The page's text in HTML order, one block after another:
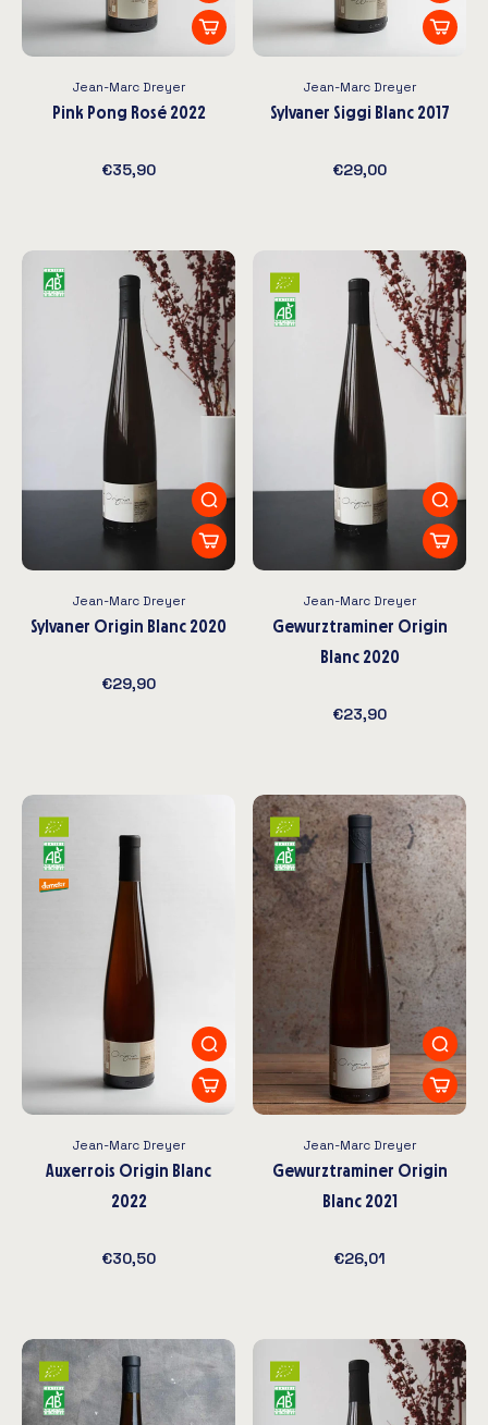
Jean-Marc Dreyer
Pink Pong Rosé 2022
€35,90
Jean-Marc Dreyer
Sylvaner Siggi Blanc 2017
€29,00
Jean-Marc Dreyer
Sylvaner Origin Blanc 2020
€29,90
Jean-Marc Dreyer
Gewurztraminer Origin
Blanc 2020
€23,90
Jean-Marc Dreyer
Auxerrois Origin Blanc
2022
€30,50
Jean-Marc Dreyer
Gewurztraminer Origin
Blanc 2021
€26,01